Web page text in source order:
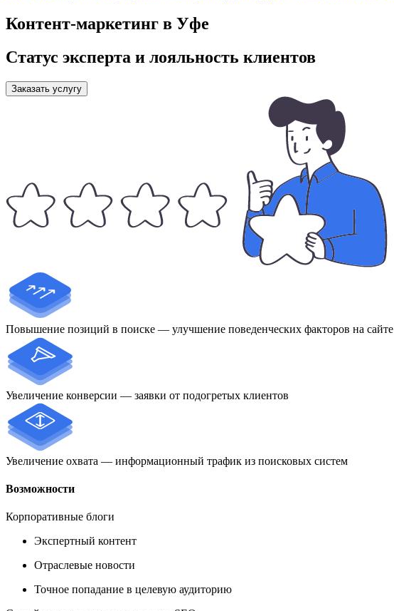
Контент-маркетинг в Уфе
Статус эксперта и лояльность клиентов
Заказать услугу
Повышение позиций в поиске — улучшение поведенческих факторов на сайте
Увеличение конверсии — заявки от подогретых клиентов
Увеличение охвата — информационный трафик из поисковых систем
Возможности
Корпоративные блоги
Экспертный контент
Отраслевые новости
Точное попадание в целевую аудиторию